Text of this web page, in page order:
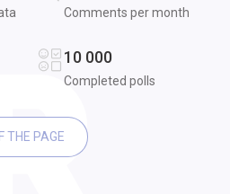
Comments per month
10 000
Completed polls
THE PAGE